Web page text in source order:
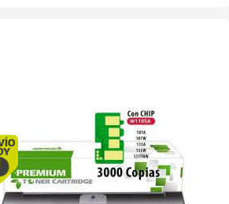
Envío hoy. Comprando antes de 13Hs.